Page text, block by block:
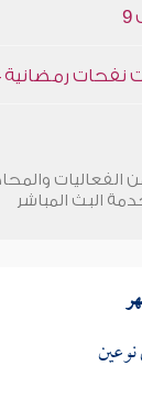
رمضانية 1444هـ
الفعاليات
البث المباشر
نوعين